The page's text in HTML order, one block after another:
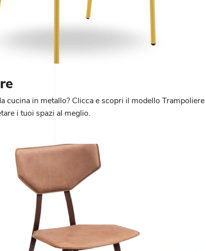
cucina in metallo? Clicca e scopri il modello Trampoliere
i tuoi spazi al meglio.